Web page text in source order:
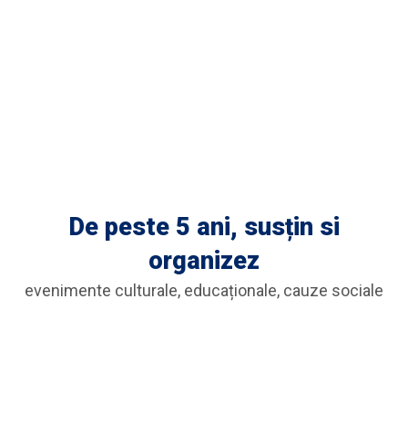
De peste 5 ani, susțin si
organizez
evenimente culturale, educaționale, cauze sociale